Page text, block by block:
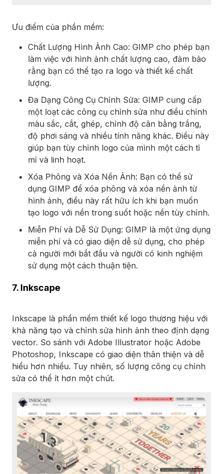
Ưu điểm của phần mềm:
Chất Lượng Hình Ảnh Cao: GIMP cho phép bạn
làm việc với hình ảnh chất lượng cao, đảm bảo
rằng bạn có thể tạo ra logo và thiết kế chất
lượng.
Đa Dạng Công Cụ Chỉnh Sửa: GIMP cung cấp
một loạt các công cụ chỉnh sửa như điều chỉnh
màu sắc, cắt, ghép, chỉnh độ cân bằng trắng,
độ phơi sáng và nhiều tính năng khác. Điều này
giúp bạn tùy chỉnh logo của mình một cách tỉ
mỉ và linh hoạt.
Xóa Phông và Xóa Nền Ảnh: Bạn có thể sử
dụng GIMP để xóa phông và xóa nền ảnh từ
hình ảnh, điều này rất hữu ích khi bạn muốn
tạo logo với nền trong suốt hoặc nền tùy chỉnh.
Miễn Phí và Dễ Sử Dụng: GIMP là một ứng dụng
miễn phí và có giao diện dễ sử dụng, cho phép
cả người mới bắt đầu và người có kinh nghiệm
sử dụng một cách thuận tiện.
7. Inkscape
Inkscape là phần mềm thiết kế logo thương hiệu với
khả năng tạo và chỉnh sửa hình ảnh theo định dạng
vector. So sánh với Adobe Illustrator hoặc Adobe
Photoshop, Inkscape có giao diện thân thiện và dễ
hiểu hơn nhiều. Tuy nhiên, số lượng công cụ chỉnh
sửa có thể ít hơn một chút.